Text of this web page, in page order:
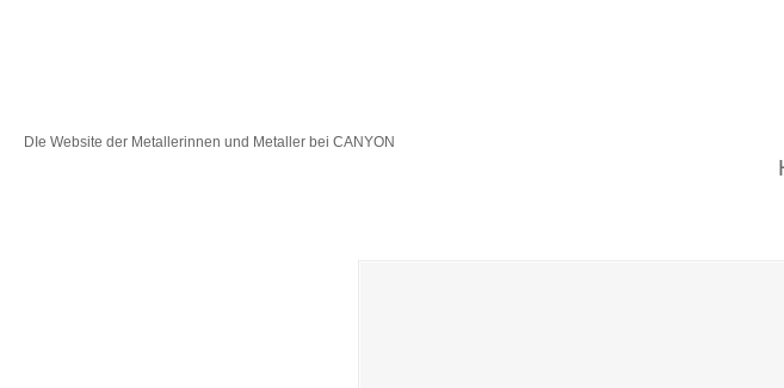
DIe Website der Metallerinnen und Metaller bei CANYON